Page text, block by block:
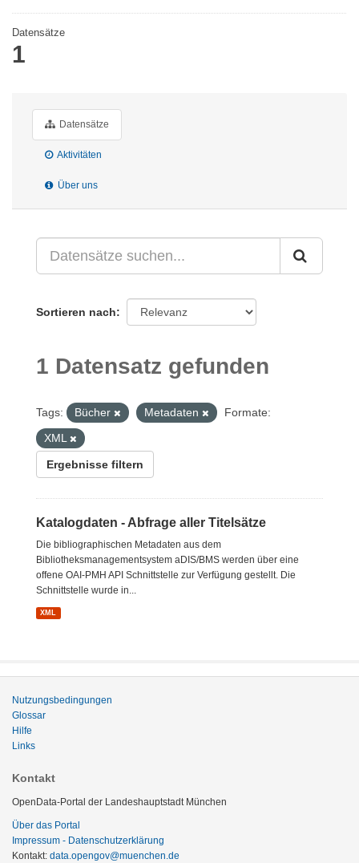
Datensätze
1
Datensätze
Aktivitäten
Über uns
Sortieren nach
1 Datensatz gefunden
Tags: Bücher Metadaten
Formate:
XML
Ergebnisse filtern
Katalogdaten - Abfrage aller Titelsätze
Die bibliographischen Metadaten aus dem
Bibliotheksmanagementsystem aDIS/BMS werden über eine
offene OAI-PMH API Schnittstelle zur Verfügung gestellt. Die
Schnittstelle wurde in...
XML
Nutzungsbedingungen
Glossar
Hilfe
Links
Kontakt
OpenData-Portal der Landeshauptstadt München
Über das Portal
Impressum - Datenschutzerklärung
Kontakt: data.opengov@muenchen.de